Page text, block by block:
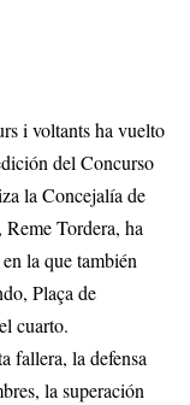
i voltants ha vuelto
del Concurso
la Concejalía de
Tordera, ha
la que también
Plaça de
cuarto.
fallera, la defensa
la superación